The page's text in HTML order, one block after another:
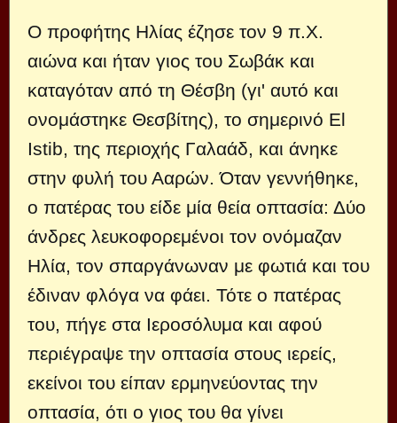
Ο προφήτης Ηλίας έζησε τον 9 π.Χ.
αιώνα και ήταν γιος του Σωβάκ και
καταγόταν από τη Θέσβη (γι' αυτό και
ονομάστηκε Θεσβίτης), το σημερινό El
Istib, της περιοχής Γαλαάδ, και άνηκε
στην φυλή του Ααρών. Όταν γεννήθηκε,
ο πατέρας του είδε μία θεία οπτασία: Δύο
άνδρες λευκοφορεμένοι τον ονόμαζαν
Ηλία, τον σπαργάνωναν με φωτιά και του
έδιναν φλόγα να φάει. Τότε ο πατέρας
του, πήγε στα Ιεροσόλυμα και αφού
περιέγραψε την οπτασία στους ιερείς,
εκείνοι του είπαν ερμηνεύοντας την
οπτασία, ότι ο γιος του θα γίνει